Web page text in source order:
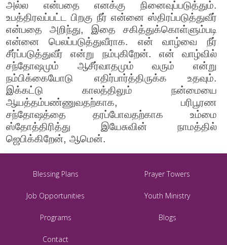
அல்ல என்பதை எனக்கு நினைவுப்படுத்தும்.
உபத்திரவப்பட்ட பிறகு நீர் என்னை ஸ்திரப்படுத்துவீர்
என்பதை அறிந்து, இதை சகித்துக்கொள்ளும்படி
என்னை பெலப்படுத்துவீராக. என் வாழ்வை நீர்
சீர்ப்படுத்துவீர் என்று நம்புகிறேன். என் வாழ்வில்
சந்தோஷமும் ஆசீர்வாதமும் வரும் என்று
நம்பிக்கையோடு எதிர்பார்த்திருக்க உதவும்.
இக்கட்டு காலத்திலும் நன்மையை
ஆயத்தம்பண்ணுவதற்காக, பரிபூரண
சந்தோஷத்தை தரப்போவதற்காக உம்மை
ஸ்தோத்திரித்து இயேசுவின் நாமத்தில்
ஜெபிக்கிறேன், ஆமென்.
Blessing Plans Prayer Towers
Job Opportunities Youth Ministry
Programs Blogs
Contact